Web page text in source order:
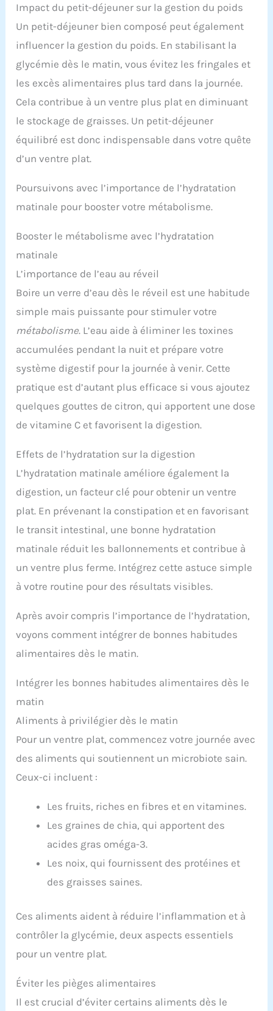
Impact du petit-déjeuner sur la gestion du poids
Un petit-déjeuner bien composé peut également
influencer la gestion du poids. En stabilisant la
glycémie dès le matin, vous évitez les fringales et
les excès alimentaires plus tard dans la journée.
Cela contribue à un ventre plus plat en diminuant
le stockage de graisses. Un petit-déjeuner
équilibré est donc indispensable dans votre quête
d’un ventre plat.
Poursuivons avec l’importance de l’hydratation
matinale pour booster votre métabolisme.
Booster le métabolisme avec l’hydratation
matinale
L’importance de l’eau au réveil
Boire un verre d’eau dès le réveil est une habitude
simple mais puissante pour stimuler votre
métabolisme. L’eau aide à éliminer les toxines
accumulées pendant la nuit et prépare votre
système digestif pour la journée à venir. Cette
pratique est d’autant plus efficace si vous ajoutez
quelques gouttes de citron, qui apportent une dose
de vitamine C et favorisent la digestion.
Effets de l’hydratation sur la digestion
L’hydratation matinale améliore également la
digestion, un facteur clé pour obtenir un ventre
plat. En prévenant la constipation et en favorisant
le transit intestinal, une bonne hydratation
matinale réduit les ballonnements et contribue à
un ventre plus ferme. Intégrez cette astuce simple
à votre routine pour des résultats visibles.
Après avoir compris l’importance de l’hydratation,
voyons comment intégrer de bonnes habitudes
alimentaires dès le matin.
Intégrer les bonnes habitudes alimentaires dès le
matin
Aliments à privilégier dès le matin
Pour un ventre plat, commencez votre journée avec
des aliments qui soutiennent un microbiote sain.
Ceux-ci incluent :
Les fruits, riches en fibres et en vitamines.
Les graines de chia, qui apportent des
acides gras oméga-3.
Les noix, qui fournissent des protéines et
des graisses saines.
Ces aliments aident à réduire l’inflammation et à
contrôler la glycémie, deux aspects essentiels
pour un ventre plat.
Éviter les pièges alimentaires
Il est crucial d’éviter certains aliments dès le